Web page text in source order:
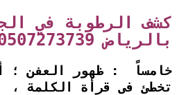
كشف الرطوبة في
بالرياض 0507273739
خامساً : ظهور العفن ؛
تخطئ فى قرأة الكلمة ،